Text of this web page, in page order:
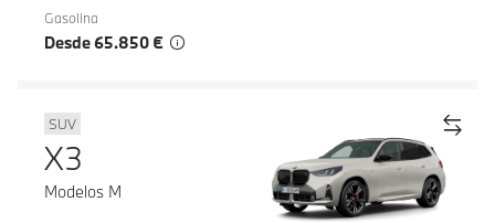
Gasolina
Desde 65.850 €
SUV
X3
Modelos M